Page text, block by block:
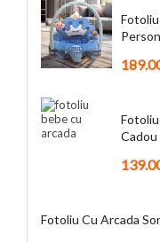
Cadou
Fotoliu Cu Arcada